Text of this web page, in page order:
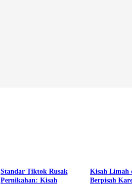
Standar Tiktok Rusak
Pernikahan: Kisah
Kisah Limah
Berpisah